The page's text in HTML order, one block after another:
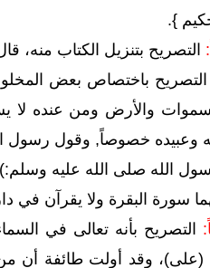
}.
التصريح بتنزيل الكتاب منه، قال تعالى: { هو
وعبيده خصوصاً, وقول رسول
الله صلى الله عليه
سورة البقرة ولا يقرآن في
(على)، وقد أولت طائفة أن